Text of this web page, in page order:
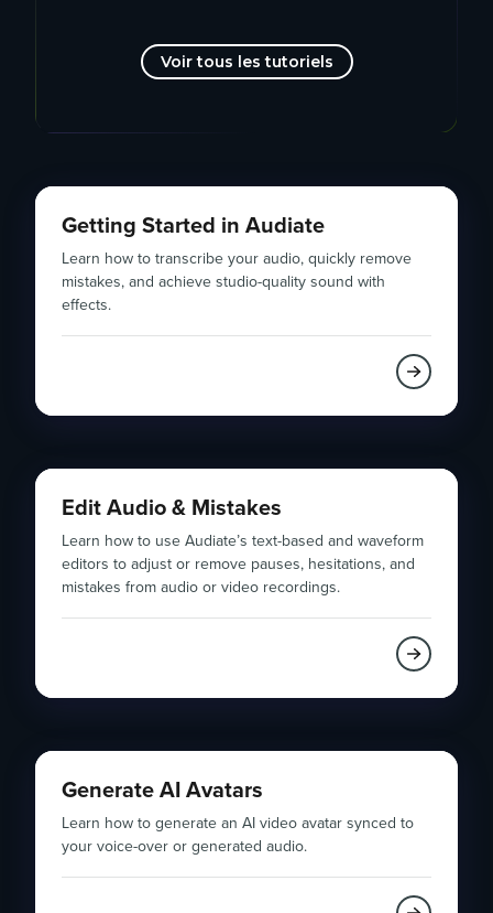
Voir tous les tutoriels
Getting Started in Audiate
Learn how to transcribe your audio, quickly remove
mistakes, and achieve studio-quality sound with
effects.
Edit Audio & Mistakes
Learn how to use Audiate’s text-based and waveform
editors to adjust or remove pauses, hesitations, and
mistakes from audio or video recordings.
Generate AI Avatars
Learn how to generate an AI video avatar synced to
your voice-over or generated audio.